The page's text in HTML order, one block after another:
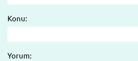
Konu:
Yorum: